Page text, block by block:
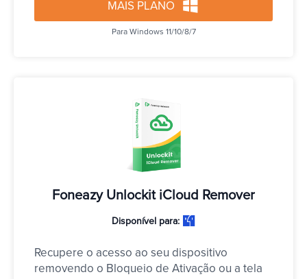
MAIS PLANO
Para Windows 11/10/8/7
Foneazy Unlockit iCloud Remover
Disponível para:
Recupere o acesso ao seu dispositivo
removendo o Bloqueio de Ativação ou a tela